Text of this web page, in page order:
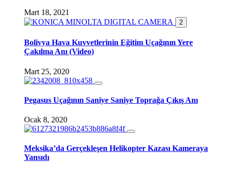
Mart 18, 2021
2
Bolivya Hava Kuvvetlerinin Eğitim Uçağının Yere
Çakılma Anı (Video)
Mart 25, 2020
Pegasus Uçağının Saniye Saniye Toprağa Çıkış Anı
Ocak 8, 2020
Meksika’da Gerçekleşen Helikopter Kazası Kameraya
Yansıdı